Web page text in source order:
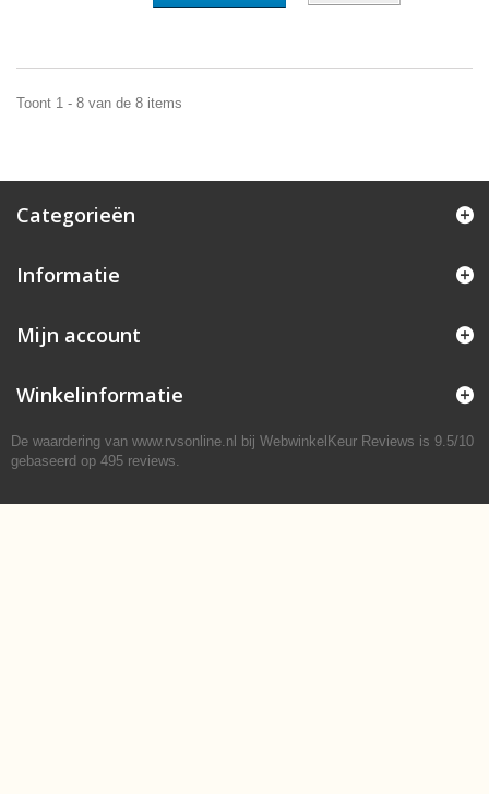
Toont 1 - 8 van de 8 items
Categorieën
Informatie
Mijn account
Winkelinformatie
De waardering van www.rvsonline.nl bij WebwinkelKeur Reviews is 9.5/10
gebaseerd op 495 reviews.